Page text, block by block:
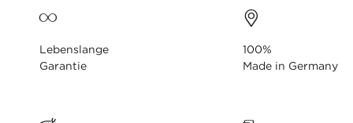
Lebenslange
Garantie
100%
Made in Germany